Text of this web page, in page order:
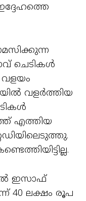
ചെടികള്‍
വളയം
വളര്‍ത്തിയ
എത്തിയ
ഇസാഫ്
40 ലക്ഷം രൂപ